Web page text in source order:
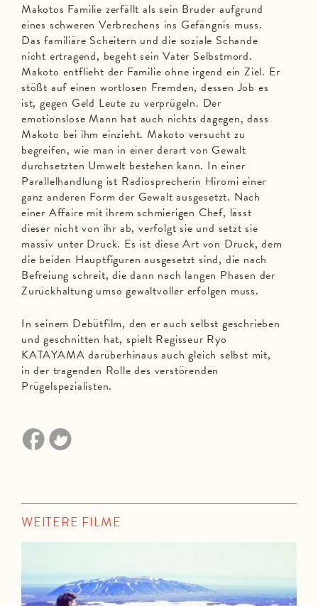
Makotos Familie zerfällt als sein Bruder aufgrund
eines schweren Verbrechens ins Gefängnis muss.
Das familiäre Scheitern und die soziale Schande
nicht ertragend, begeht sein Vater Selbstmord.
Makoto entflieht der Familie ohne irgend ein Ziel. Er
stößt auf einen wortlosen Fremden, dessen Job es
ist, gegen Geld Leute zu verprügeln. Der
emotionslose Mann hat auch nichts dagegen, dass
Makoto bei ihm einzieht. Makoto versucht zu
begreifen, wie man in einer derart von Gewalt
durchsetzten Umwelt bestehen kann. In einer
Parallelhandlung ist Radiosprecherin Hiromi einer
ganz anderen Form der Gewalt ausgesetzt. Nach
einer Affaire mit ihrem schmierigen Chef, lässt
dieser nicht von ihr ab, verfolgt sie und setzt sie
massiv unter Druck. Es ist diese Art von Druck, dem
die beiden Hauptfiguren ausgesetzt sind, die nach
Befreiung schreit, die dann nach langen Phasen der
Zurückhaltung umso gewaltvoller erfolgen muss.
In seinem Debütfilm, den er auch selbst geschrieben
und geschnitten hat, spielt Regisseur Ryo
KATAYAMA darüberhinaus auch gleich selbst mit,
in der tragenden Rolle des verstörenden
Prügelspezialisten.
WEITERE FILME